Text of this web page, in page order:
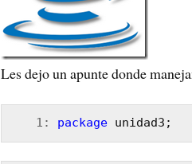
Les dejo un apunte donde
   1:
package unidad3;